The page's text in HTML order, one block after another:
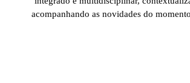
acompanhando as novidades do